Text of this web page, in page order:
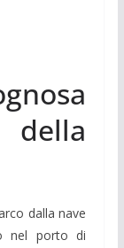
dalla nave
nel porto di